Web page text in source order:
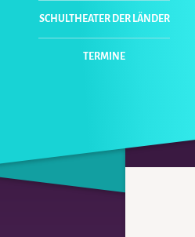
SCHULTHEATER DER LÄNDER
TERMINE